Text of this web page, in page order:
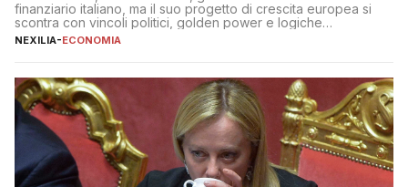
finanziario italiano, ma il suo progetto di crescita europea si
scontra con vincoli politici, golden power e logiche
protezionistiche. Orcel e la mossa su Generali Andrea Orcel,
NEXILIA-ECONOMIA